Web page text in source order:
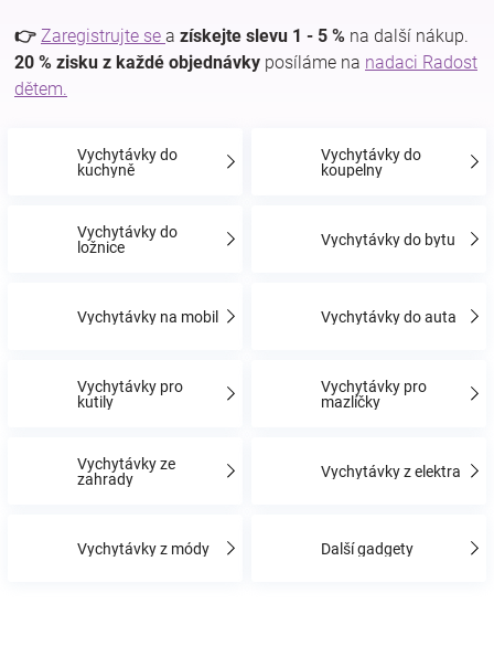
a
kojenecká
oblečení
👉 Zaregistrujte se a získejte slevu 1 - 5 % na další nákup.
20 % zisku z každé objednávky posíláme na nadaci Radost
dětem.
Vychytávky do
kuchyně
Vychytávky do
koupelny
Vychytávky do
ložnice
Vychytávky do bytu
Vychytávky na mobil Vychytávky do auta
Vychytávky pro
kutily
Vychytávky pro
mazlíčky
Vychytávky ze
zahrady
Vychytávky z elektra
Vychytávky z módy Další gadgety